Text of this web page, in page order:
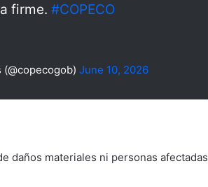
firme. #COPECO
June 10, 2026
daños materiales ni personas afectadas